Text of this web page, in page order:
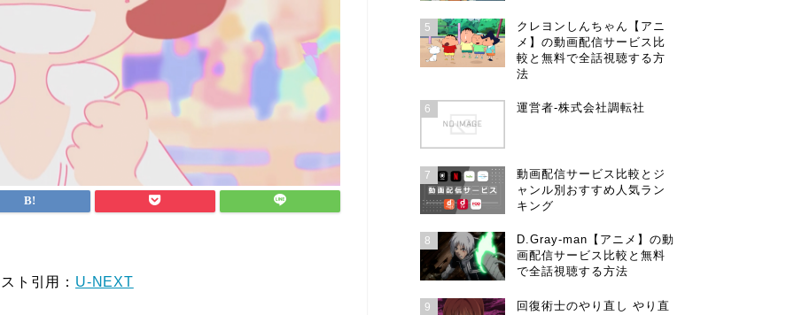
ト引用： U-NEXT
5
クレヨンしんちゃん【アニ
メ】の動画配信サービス比
較と無料で全話視聴する方
法
6 運営者-株式会社調転社
7
動画配信サービス比較とジ
ャンル別おすすめ人気ラン
キング
8
D.Gray-man【アニメ】の動
画配信サービス比較と無料
で全話視聴する方法
9
回復術士のやり直し やり直